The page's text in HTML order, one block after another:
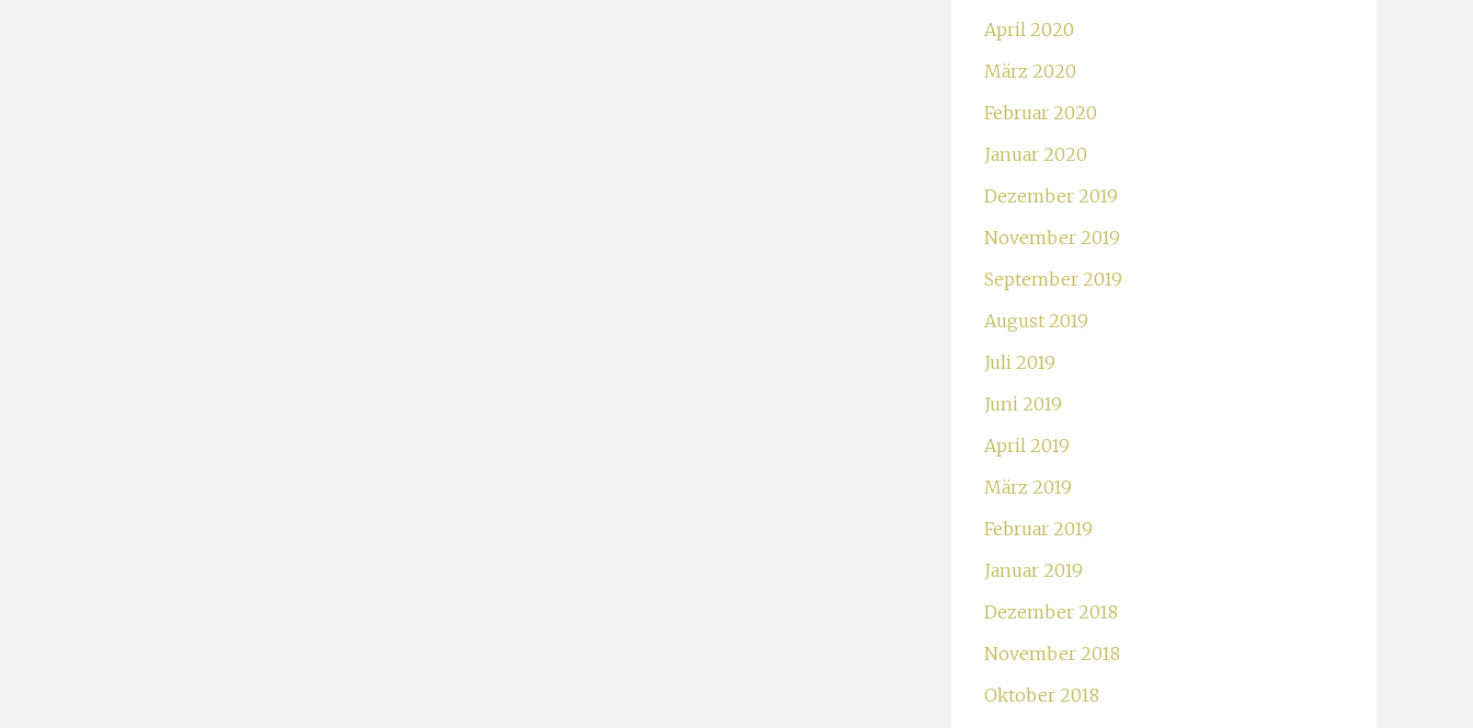
April 2020
März 2020
Februar 2020
Januar 2020
Dezember 2019
November 2019
September 2019
August 2019
Juli 2019
Juni 2019
April 2019
März 2019
Februar 2019
Januar 2019
Dezember 2018
November 2018
Oktober 2018